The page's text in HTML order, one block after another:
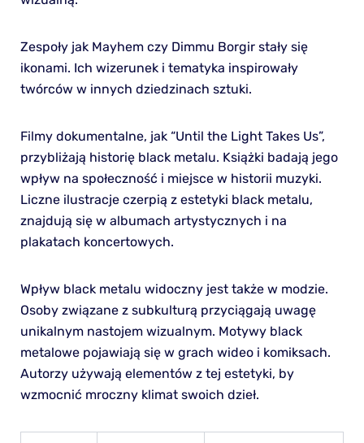
Zespoły jak Mayhem czy Dimmu Borgir stały się
ikonami. Ich wizerunek i tematyka inspirowały
twórców w innych dziedzinach sztuki.
Filmy dokumentalne, jak “Until the Light Takes Us”,
przybliżają historię black metalu. Książki badają jego
wpływ na społeczność i miejsce w historii muzyki.
Liczne ilustracje czerpią z estetyki black metalu,
znajdują się w albumach artystycznych i na
plakatach koncertowych.
Wpływ black metalu widoczny jest także w modzie.
Osoby związane z subkulturą przyciągają uwagę
unikalnym nastojem wizualnym. Motywy black
metalowe pojawiają się w grach wideo i komiksach.
Autorzy używają elementów z tej estetyki, by
wzmocnić mroczny klimat swoich dzieł.